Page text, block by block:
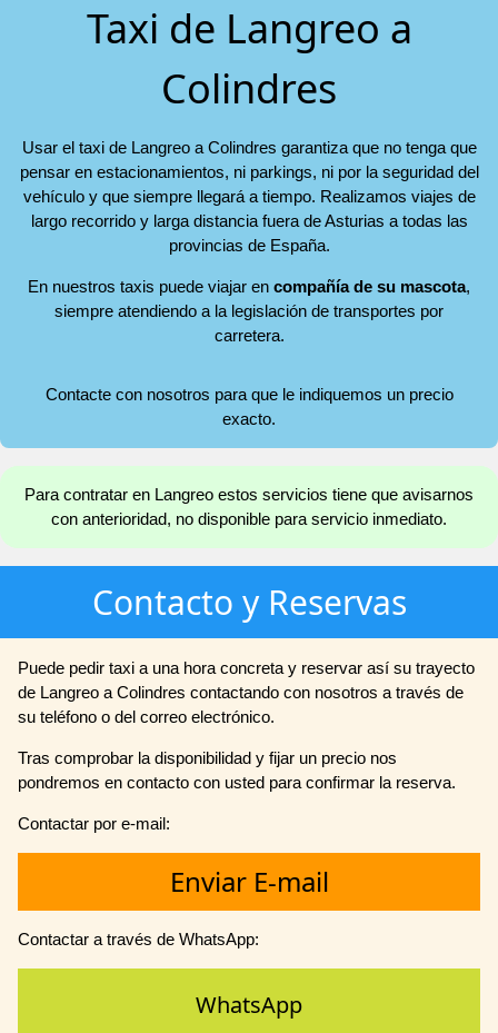
Taxi de Langreo a
Colindres
Usar el taxi de Langreo a Colindres garantiza que no tenga que
pensar en estacionamientos, ni parkings, ni por la seguridad del
vehículo y que siempre llegará a tiempo. Realizamos viajes de
largo recorrido y larga distancia fuera de Asturias a todas las
provincias de España.
En nuestros taxis puede viajar en compañía de su mascota,
siempre atendiendo a la legislación de transportes por
carretera.
Contacte con nosotros para que le indiquemos un precio
exacto.
Para contratar en Langreo estos servicios tiene que avisarnos
con anterioridad, no disponible para servicio inmediato.
Contacto y Reservas
Puede pedir taxi a una hora concreta y reservar así su trayecto
de Langreo a Colindres contactando con nosotros a través de
su teléfono o del correo electrónico.
Tras comprobar la disponibilidad y fijar un precio nos
pondremos en contacto con usted para confirmar la reserva.
Contactar por e-mail:
Enviar E-mail
Contactar a través de WhatsApp:
WhatsApp